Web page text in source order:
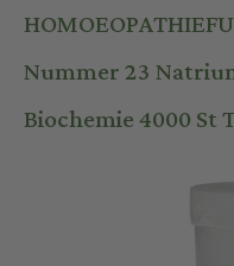
Nummer 23
Biochemie 4000 St